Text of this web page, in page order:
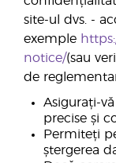
site-ul dvs. -
exemple
notice/(sau
de
Asigurați-
precise și
Permiteți
ștergerea